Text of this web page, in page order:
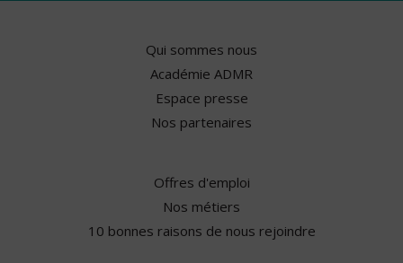
Qui sommes nous
Académie ADMR
Espace presse
Nos partenaires
Offres d'emploi
Nos métiers
10 bonnes raisons de nous rejoindre